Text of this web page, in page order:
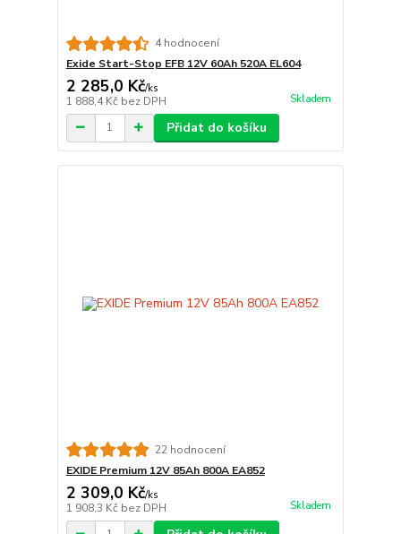
4 hodnocení
Exide Start-Stop EFB 12V 60Ah 520A EL604
2 285,0 Kč/ks
1 888,4 Kč bez DPH Skladem
Přidat do košíku
22 hodnocení
EXIDE Premium 12V 85Ah 800A EA852
2 309,0 Kč/ks
1 908,3 Kč bez DPH Skladem